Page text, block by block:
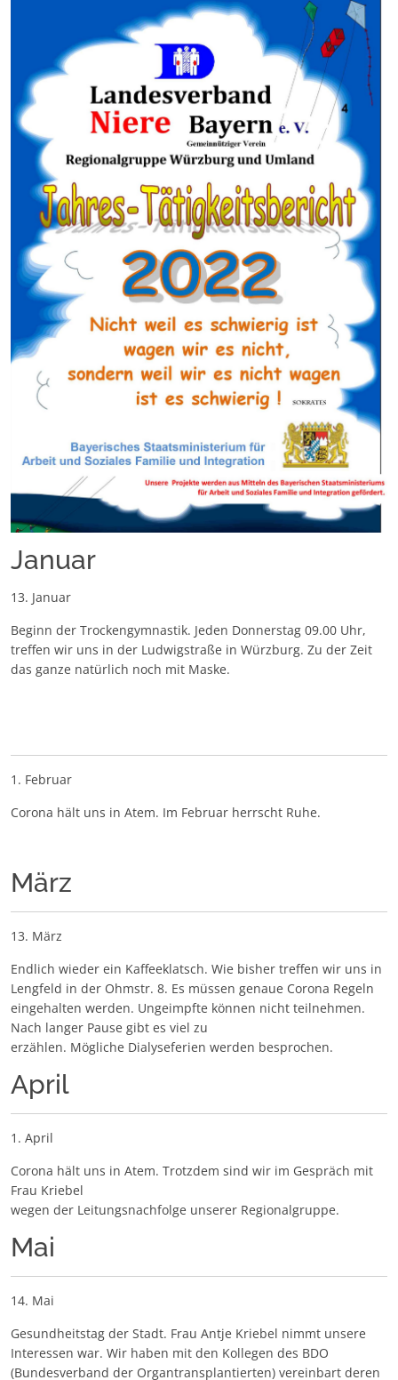
Januar
13. Januar
Beginn der Trockengymnastik. Jeden Donnerstag 09.00 Uhr,
treffen wir uns in der Ludwigstraße in Würzburg. Zu der Zeit
das ganze natürlich noch mit Maske.
1. Februar
Corona hält uns in Atem. Im Februar herrscht Ruhe.
März
13. März
Endlich wieder ein Kaffeeklatsch. Wie bisher treffen wir uns in
Lengfeld in der Ohmstr. 8. Es müssen genaue Corona Regeln
eingehalten werden. Ungeimpfte können nicht teilnehmen.
Nach langer Pause gibt es viel zu
erzählen. Mögliche Dialyseferien werden besprochen.
April
1. April
Corona hält uns in Atem. Trotzdem sind wir im Gespräch mit
Frau Kriebel
wegen der Leitungsnachfolge unserer Regionalgruppe.
Mai
14. Mai
Gesundheitstag der Stadt. Frau Antje Kriebel nimmt unsere
Interessen war. Wir haben mit den Kollegen des BDO
(Bundesverband der Organtransplantierten) vereinbart deren